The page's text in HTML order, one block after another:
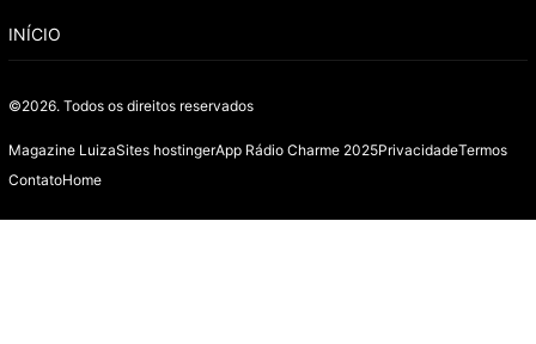
INÍCIO
©2026. Todos os direitos reservados
Magazine LuizaSites hostingerApp Rádio Charme 2025PrivacidadeTermos
ContatoHome